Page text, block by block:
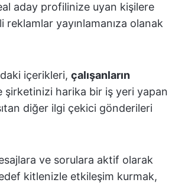
aday profilinize uyan kişilere
reklamlar yayınlamanıza olanak
içerikleri, çalışanların
şirketinizi harika bir iş yeri yapan
diğer ilgi çekici gönderileri
ve sorulara aktif olarak
kitlenizle etkileşim kurmak,